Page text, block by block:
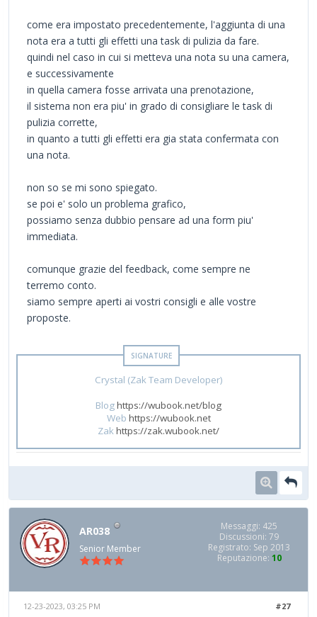
come era impostato precedentemente, l'aggiunta di una
nota era a tutti gli effetti una task di pulizia da fare.
quindi nel caso in cui si metteva una nota su una camera,
e successivamente
in quella camera fosse arrivata una prenotazione,
il sistema non era piu' in grado di consigliare le task di
pulizia corrette,
in quanto a tutti gli effetti era gia stata confermata con
una nota.
non so se mi sono spiegato.
se poi e' solo un problema grafico,
possiamo senza dubbio pensare ad una form piu'
immediata.
comunque grazie del feedback, come sempre ne
terremo conto.
siamo sempre aperti ai vostri consigli e alle vostre
proposte.
Crystal (Zak Team Developer)
Bloghttps://wubook.net/blog
Web https://wubook.net
Zakhttps://zak.wubook.net/
AR038
Senior Member
Messaggi: 425
Discussioni: 79
Registrato: Sep 2013
Reputazione: 10
#27
12-23-2023, 03:25 PM